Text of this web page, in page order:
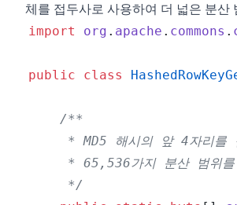
체를 접두사로 사용하여 더 넓은 분산
import org . apache . commons .
public class
     */